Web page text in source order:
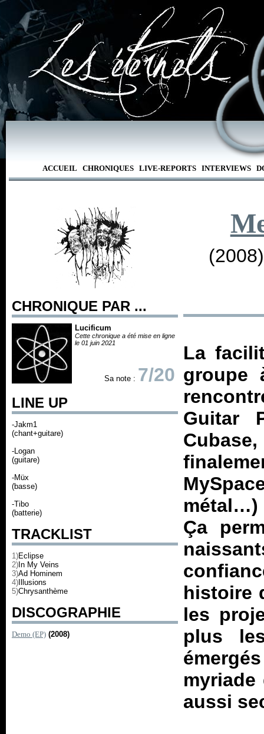
ACCUEIL CHRONIQUES LIVE-REPORTS INTERVIEWS
CHRONIQUE PAR ...
Lucificum
Cette chronique a été mise en ligne
le 01 juin 2021
Sa note : 7/20
LINE UP
-Jakm1
(chant+guitare)
-Logan
(guitare)
-Müx
(basse)
-Tibo
(batterie)
TRACKLIST
1)Eclipse
2) In My Veins
3)Ad Hominem
4) Illusions
5)Chrysanthème
DISCOGRAPHIE
Demo (EP) (2008)
La
groupe
Guitar
métal…)
Ça
histoire
les
plus
aussi